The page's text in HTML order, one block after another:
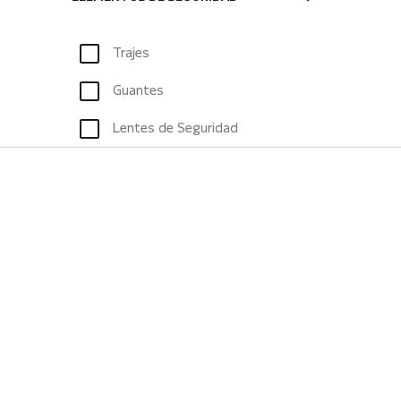
Trajes
Guantes
Lentes de Seguridad